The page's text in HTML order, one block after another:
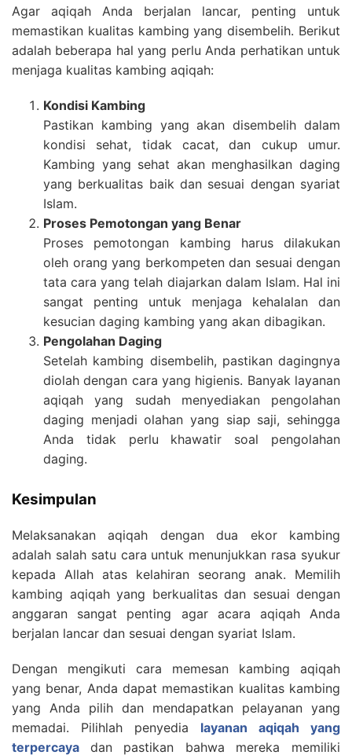
Agar aqiqah Anda berjalan lancar, penting untuk
memastikan kualitas kambing yang disembelih. Berikut
adalah beberapa hal yang perlu Anda perhatikan untuk
menjaga kualitas kambing aqiqah:
Kondisi Kambing
Pastikan kambing yang akan disembelih dalam
kondisi sehat, tidak cacat, dan cukup umur.
Kambing yang sehat akan menghasilkan daging
yang berkualitas baik dan sesuai dengan syariat
Islam.
Proses Pemotongan yang Benar
Proses pemotongan kambing harus dilakukan
oleh orang yang berkompeten dan sesuai dengan
tata cara yang telah diajarkan dalam Islam. Hal ini
sangat penting untuk menjaga kehalalan dan
kesucian daging kambing yang akan dibagikan.
Pengolahan Daging
Setelah kambing disembelih, pastikan dagingnya
diolah dengan cara yang higienis. Banyak layanan
aqiqah yang sudah menyediakan pengolahan
daging menjadi olahan yang siap saji, sehingga
Anda tidak perlu khawatir soal pengolahan
daging.
Kesimpulan
Melaksanakan aqiqah dengan dua ekor kambing
adalah salah satu cara untuk menunjukkan rasa syukur
kepada Allah atas kelahiran seorang anak. Memilih
kambing aqiqah yang berkualitas dan sesuai dengan
anggaran sangat penting agar acara aqiqah Anda
berjalan lancar dan sesuai dengan syariat Islam.
Dengan mengikuti cara memesan kambing aqiqah
yang benar, Anda dapat memastikan kualitas kambing
yang Anda pilih dan mendapatkan pelayanan yang
memadai. Pilihlah penyedia layanan aqiqah yang
terpercaya
dan pastikan bahwa mereka memiliki